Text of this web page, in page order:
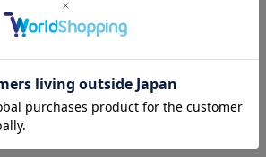
FAQ
お問い合わせ